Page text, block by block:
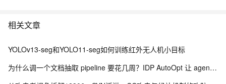
相关文章
YOLOv13-seg和YOLO11-seg如何训练红外无人机小目标
为什么调一个文档抽取 pipeline 要花几周？IDP AutoOpt 让 agent 来替你